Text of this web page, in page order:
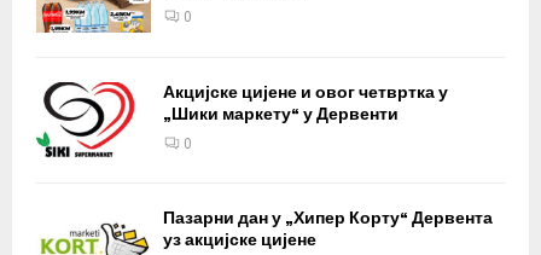
0
Акцијске цијене и овог четвртка у
„Шики маркету“ у Дервенти
0
Пазарни дан у „Хипер Корту“ Дервента
уз акцијске цијене